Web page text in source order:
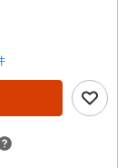
つに分けてご紹
ョン・土地...と
。更に教育施設
情報を総合し、
よう、しっかりと
なスタッフ＞当社
入時に気になる